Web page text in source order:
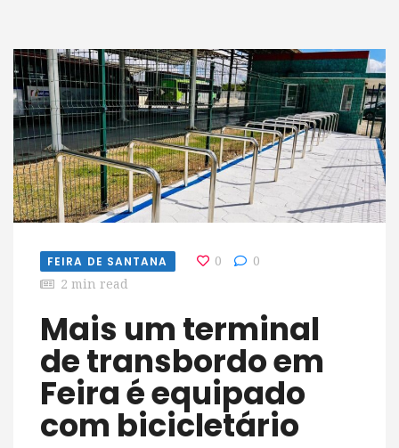
FEIRA DE SANTANA 0
0
2 min read
Mais um terminal
de transbordo em
Feira é equipado
com bicicletário